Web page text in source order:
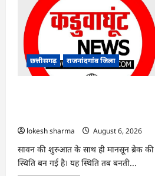
युवक
पर
चाकू
जानलेवा
हमला,
चार
आरोपी
छत्तीसगढ़ राजनांदगांव जिला
lokesh sharma
August 6, 2026
सावन की शुरुआत के साथ ही मानसून ब्रेक की
स्थिति बन गई है। यह स्थिति तब बनती...